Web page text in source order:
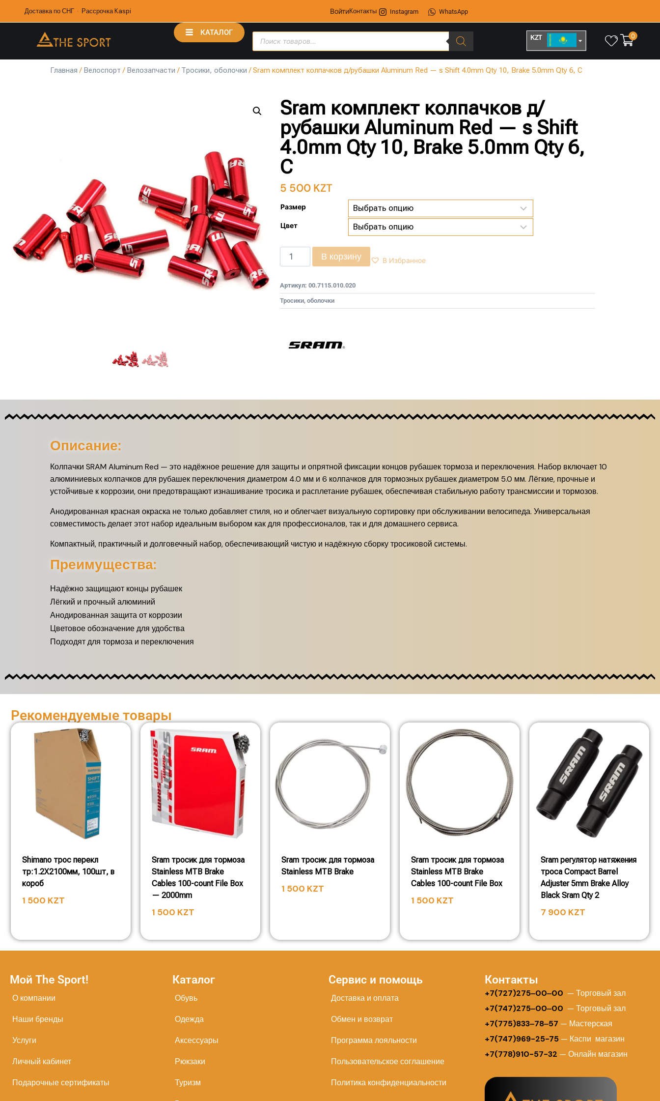
Доставка по СНГ · Рассрочка Kaspi ВойтиКонтакты Instagram WhatsApp
КАТАЛОГ
KZT 0
Главная / Велоспорт / Велозапчасти / Тросики, оболочки / Sram комплект колпачков д/рубашки Aluminum Red — s Shift 4.0mm Qty 10, Brake 5.0mm Qty 6, C
Sram комплект колпачков д/
рубашки Aluminum Red — s Shift
4.0mm Qty 10, Brake 5.0mm Qty 6,
C
5 500 KZT
Размер
Цвет
В корзину В Избранное
Артикул: 00.7115.010.020
Тросики, оболочки
Описание:
Колпачки SRAM Aluminum Red — это надёжное решение для защиты и опрятной фиксации концов рубашек тормоза и переключения. Набор включает 10
алюминиевых колпачков для рубашек переключения диаметром 4.0 мм и 6 колпачков для тормозных рубашек диаметром 5.0 мм. Лёгкие, прочные и
устойчивые к коррозии, они предотвращают изнашивание тросика и расплетание рубашек, обеспечивая стабильную работу трансмиссии и тормозов.
Анодированная красная окраска не только добавляет стиля, но и облегчает визуальную сортировку при обслуживании велосипеда. Универсальная
совместимость делает этот набор идеальным выбором как для профессионалов, так и для домашнего сервиса.
Компактный, практичный и долговечный набор, обеспечивающий чистую и надёжную сборку тросиковой системы.
Преимущества:
Надёжно защищают концы рубашек
Лёгкий и прочный алюминий
Анодированная защита от коррозии
Цветовое обозначение для удобства
Подходят для тормоза и переключения
Рекомендуемые товары
Shimano трос перекл
тр:1.2X2100мм, 100шт, в
короб
1 500 KZT
Sram тросик для тормоза
Stainless MTB Brake
Cables 100-count File Box
— 2000mm
1 500 KZT
Sram тросик для тормоза
Stainless MTB Brake
1 500 KZT
Sram тросик для тормоза
Stainless MTB Brake
Cables 100-count File Box
1 500 KZT
Sram регулятор натяжения
троса Compact Barrel
Adjuster 5mm Brake Alloy
Black Sram Qty 2
7 900 KZT
Мой The Sport!
О компании
Наши бренды
Услуги
Личный кабинет
Подарочные сертификаты
Каталог
Обувь
Одежда
Аксессуары
Рюкзаки
Туризм
Сервис и помощь
Доставка и оплата
Обмен и возврат
Программа лояльности
Пользовательское соглашение
Политика конфиденциальности
Контакты
+7(727)275‒00‒00 — Торговый зал
+7(747)275‒00‒00 — Торговый зал
+7(775)833‒78‒57 — Мастерская
+7(747)969-25-75— Каспи магазин
+7(778)910-57-32 — Онлайн магазин